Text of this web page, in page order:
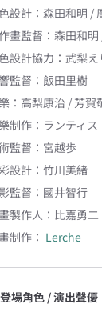
設計 ： 森田和明 /
畫監督 ： 森田和
設計協力 ： 武梨え
監督 ： 飯田里樹
： 高梨康治 / 芳賀
制作 ： ランティス
監督 ： 宮越歩
設計 ： 竹川美緒
監督 ： 國井智行
製作人 ： 比嘉勇二
制作： Lerche
登場角色 / 演出聲優